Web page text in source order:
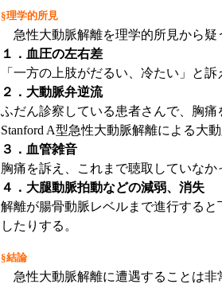
§理学的所見
急性大動脈解離を理学的所見から疑
１．血圧の左右差
「一方の上肢がだるい、冷たい」と
２．大動脈弁逆流
ふだん診察している患者さんで、胸
Stanford A型急性大動脈解離による大
３．血管雑音
胸痛を訴え、これまで聴取していな
４．大腿動脈拍動などの減弱、消失
解離が腸骨動脈レベルまで進行する
したりする。
§結論
急性大動脈解離に遭遇することは非